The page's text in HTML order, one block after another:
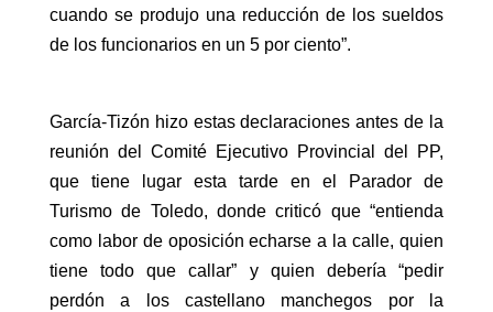
cuando se produjo una reducción de los sueldos
de los funcionarios en un 5 por ciento”.
García-Tizón hizo estas declaraciones antes de la
reunión del Comité Ejecutivo Provincial del PP,
que tiene lugar esta tarde en el Parador de
Turismo de Toledo, donde criticó que “entienda
como labor de oposición echarse a la calle, quien
tiene todo que callar” y quien debería “pedir
perdón a los castellano manchegos por la